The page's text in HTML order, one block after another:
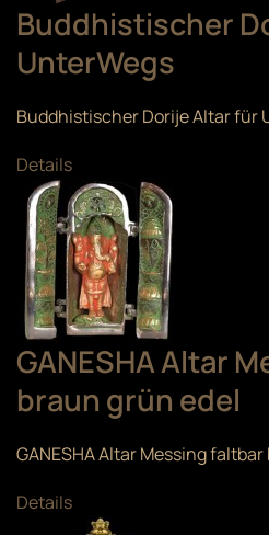
Buddhistischer
UnterWegs
Buddhistischer Dorije Altar für
Details
GANESHA Altar
braun grün edel
GANESHA Altar Messing
Details